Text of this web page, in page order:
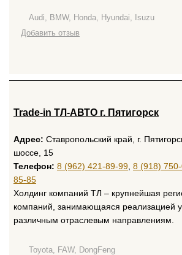
Audi, BMW, Honda, Hyundai, Isuzu
Добавить отзыв
Trade-in ТЛ-АВТО г. Пятигорск
Адрес: Ставропольский край, г.
шоссе, 15
Телефон: 8 (962) 421-89-99 8 (918)
85-85
Холдинг компаний ТЛ – крупнейшая
компаний, занимающаяся реализацией
различным отраслевым направлениям.
Toyota, FAW, DongFeng